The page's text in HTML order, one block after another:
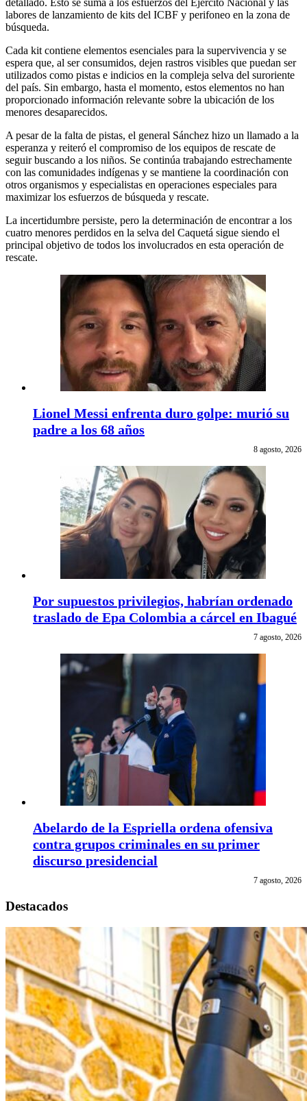
detallado. Esto se suma a los esfuerzos del Ejército Nacional y las
labores de lanzamiento de kits del ICBF y perifoneo en la zona de
búsqueda.
Cada kit contiene elementos esenciales para la supervivencia y se
espera que, al ser consumidos, dejen rastros visibles que puedan ser
utilizados como pistas e indicios en la compleja selva del suroriente
del país. Sin embargo, hasta el momento, estos elementos no han
proporcionado información relevante sobre la ubicación de los
menores desaparecidos.
A pesar de la falta de pistas, el general Sánchez hizo un llamado a la
esperanza y reiteró el compromiso de los equipos de rescate de
seguir buscando a los niños. Se continúa trabajando estrechamente
con las comunidades indígenas y se mantiene la coordinación con
otros organismos y especialistas en operaciones especiales para
maximizar los esfuerzos de búsqueda y rescate.
La incertidumbre persiste, pero la determinación de encontrar a los
cuatro menores perdidos en la selva del Caquetá sigue siendo el
principal objetivo de todos los involucrados en esta operación de
rescate.
Lionel Messi enfrenta duro golpe: murió su
padre a los 68 años
8 agosto, 2026
Por supuestos privilegios, habrían ordenado
traslado de Epa Colombia a cárcel en Ibagué
7 agosto, 2026
Abelardo de la Espriella ordena ofensiva
contra grupos criminales en su primer
discurso presidencial
7 agosto, 2026
Destacados